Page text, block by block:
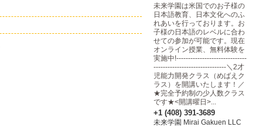
未来学園は米国でのお子様の
日本語教育、日本文化へのふ
れあいを行っております。お
子様の日本語のレベルに合わ
せての参加が可能です。現在
オンライン授業、無料体験を
実施中!------------------------------
-------------------------------＼2才
児能力開発クラス（めばえク
ラス）を開講いたします！／
★完全予約制の少人数クラス
です★<開講曜日>...
+1 (408) 391-3689
未来学園 Mirai Gakuen LLC